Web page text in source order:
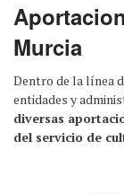
Murcia
Dentro de la línea
entidades y
diversas
del servicio de